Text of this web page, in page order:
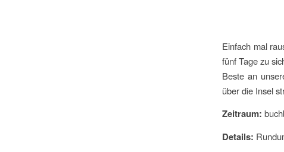
Einfach mal
fünf Tage zu
Beste an
über die Insel
Zeitraum:
Details: